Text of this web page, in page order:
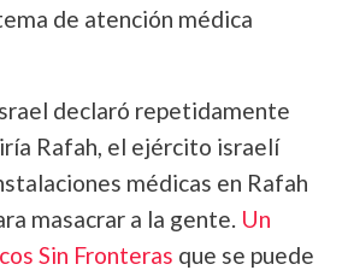
de atención médica
declaró repetidamente
Rafah, el ejército israelí
médicas en Rafah
masacrar a la gente. Un
Sin Fronteras que se puede